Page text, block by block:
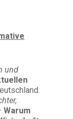
und
Warum